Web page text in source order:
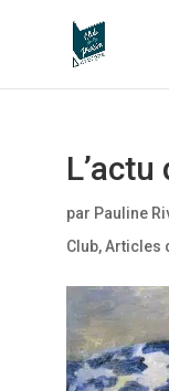
par Pauline
Club,Articles